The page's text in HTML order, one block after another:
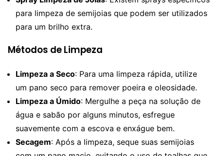
para limpeza de semijoias que podem ser utilizados
para um brilho extra.
Métodos de Limpeza
Limpeza a Seco: Para uma limpeza rápida, utilize
um pano seco para remover poeira e oleosidade.
Limpeza a Úmido: Mergulhe a peça na solução de
água e sabão por alguns minutos, esfregue
suavemente com a escova e enxágue bem.
Secagem: Após a limpeza, seque suas semijoias